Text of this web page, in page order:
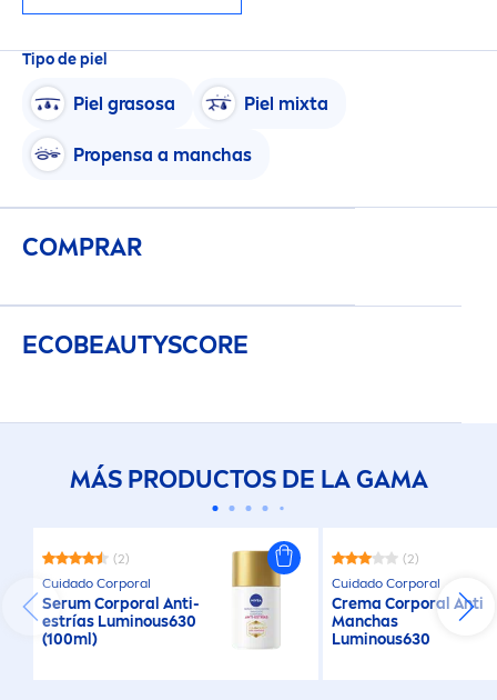
Tipo de piel
Piel grasosa Piel mixta
Propensa a manchas
COMPRAR
ECOBEAUTYSCORE
MÁS PRODUCTOS DE LA GAMA
(2)
Cuidado Corporal
Serum Corporal Anti-
estrías Luminous630
(100ml)
(2)
Cuidado Corporal
Crema Corporal Anti
Manchas
Luminous630